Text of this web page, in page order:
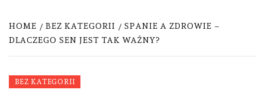
HOME BEZ KATEGORII
SPANIE A ZDROWIE –
DLACZEGO SEN JEST TAK WAŻNY?
BEZ KATEGORII